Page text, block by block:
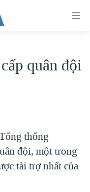
quân đội
thống
đội, một trong
tài trợ nhất của